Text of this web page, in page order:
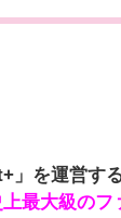
」を運営す
上最大級のフ